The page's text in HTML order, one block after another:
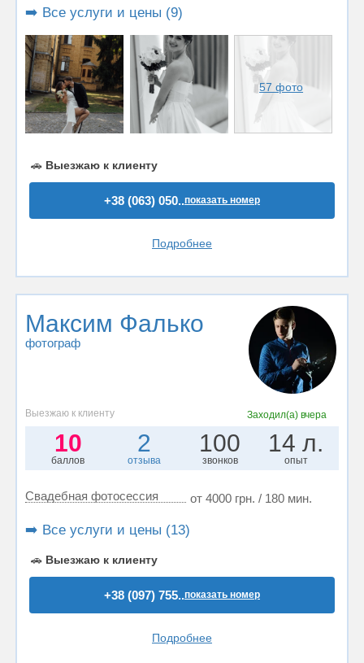
➡️ Все услуги и цены (9)
57 фото
🚗 Выезжаю к клиенту
+38 (063) 050..показать номер
Подробнее
Максим Фалько
фотограф
Выезжаю к клиенту Заходил(а) вчера
10
баллов
2
отзыва
100
звонков
14 л.
опыт
Свадебная фотосессия от 4000 грн. / 180 мин.
➡️ Все услуги и цены (13)
🚗 Выезжаю к клиенту
+38 (097) 755..показать номер
Подробнее